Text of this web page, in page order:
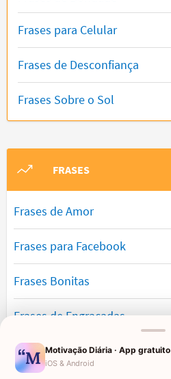
Frases para Celular
Frases de Desconfiança
Frases Sobre o Sol
FRASES
Frases de Amor
Frases para Facebook
Frases Bonitas
Frases de Engraçadas
Frases Românticas
Motivação Diária · App gratuito
iOS & Android